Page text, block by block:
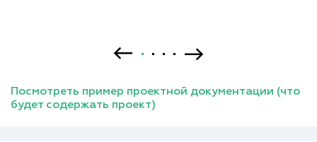
Посмотреть пример проектной документации (что
будет содержать проект)